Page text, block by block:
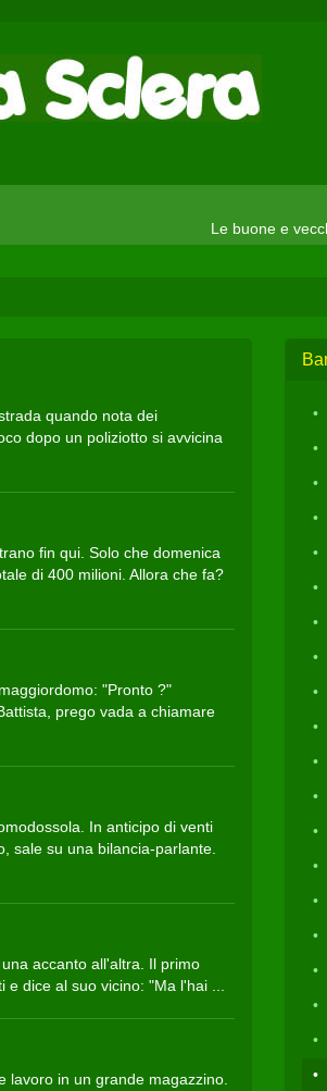
Le buone e
quando nota dei
dopo un poliziotto si avvicina
fin qui. Solo che domenica
di 400 milioni. Allora che fa?
"Pronto ?"
prego vada a chiamare
In anticipo di venti
sale su una bilancia-parlante.
accanto all'altra. Il primo
dice al suo vicino: "Ma l'hai ...
lavoro in un grande magazzino.